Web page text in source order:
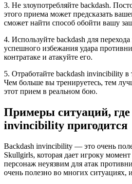
3. Не злоупотребляйте backdash.
этого приема может предсказать
сможет найти способ обойти вашу
4. Используйте backdash для
успешного избежания удара
контратаке и атакуйте его.
5. Отработайте backdash invincibility
Чем больше вы тренируетесь, тем
этот прием в реальном бою.
Примеры ситуаций, где
invincibility пригодится
Backdash invincibility — это очень
Skullgirls, которая дает игроку
персонаж неуязвим для атак
очень полезно во многих ситуациях,